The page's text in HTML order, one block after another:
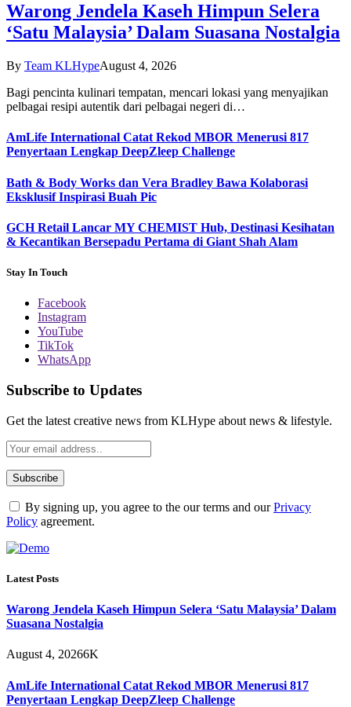
Warong Jendela Kaseh Himpun Selera
‘Satu Malaysia’ Dalam Suasana Nostalgia
By Team KLHypeAugust 4, 2026
Bagi pencinta kulinari tempatan, mencari lokasi yang menyajikan
pelbagai resipi autentik dari pelbagai negeri di…
AmLife International Catat Rekod MBOR Menerusi 817
Penyertaan Lengkap DeepZleep Challenge
Bath & Body Works dan Vera Bradley Bawa Kolaborasi
Eksklusif Inspirasi Buah Pic
GCH Retail Lancar MY CHEMIST Hub, Destinasi Kesihatan
& Kecantikan Bersepadu Pertama di Giant Shah Alam
Stay In Touch
Facebook
Instagram
YouTube
TikTok
WhatsApp
Subscribe to Updates
Get the latest creative news from KLHype about news & lifestyle.
By signing up, you agree to the our terms and ourPrivacy
Policy agreement.
Latest Posts
Warong Jendela Kaseh Himpun Selera ‘Satu Malaysia’ Dalam
Suasana Nostalgia
August 4, 20266K
AmLife International Catat Rekod MBOR Menerusi 817
Penyertaan Lengkap DeepZleep Challenge